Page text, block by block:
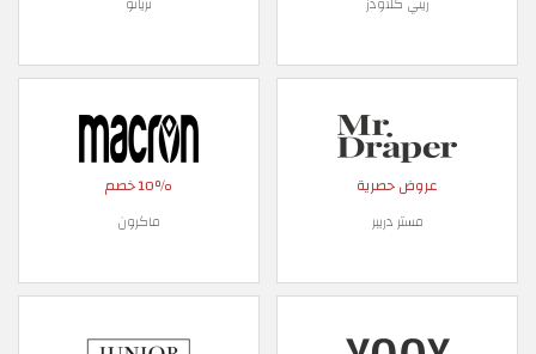
عروض حصرية
مستر دريبر
10٪ خصم
ماكرون